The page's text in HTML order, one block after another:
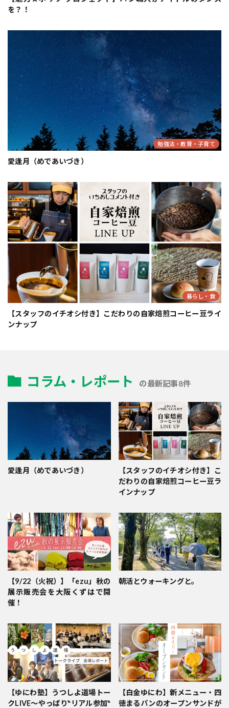
を？！
勉強法・教育・子育て
愛逢月（めであいづき）
暮らし・食
【スタッフのイチオシ付き】こだわりの自家焙煎コーヒー豆ライ
ンナップ
コラム・レポート の最新記事8件
愛逢月（めであいづき）
【スタッフのイチオシ付き】こ
だわりの自家焙煎コーヒー豆ラ
インナップ
【9/22（火祝）】「ezu」秋の
展示販売会を大阪くずはで開
催！
朝活とウォーキングと。
【ゆにわ塾】うつしよ道場トー
クLIVE～やっぱり‶リアル参加‶
【白金ゆにわ】新メニュー・四
徳まるパンのオープンサンドが